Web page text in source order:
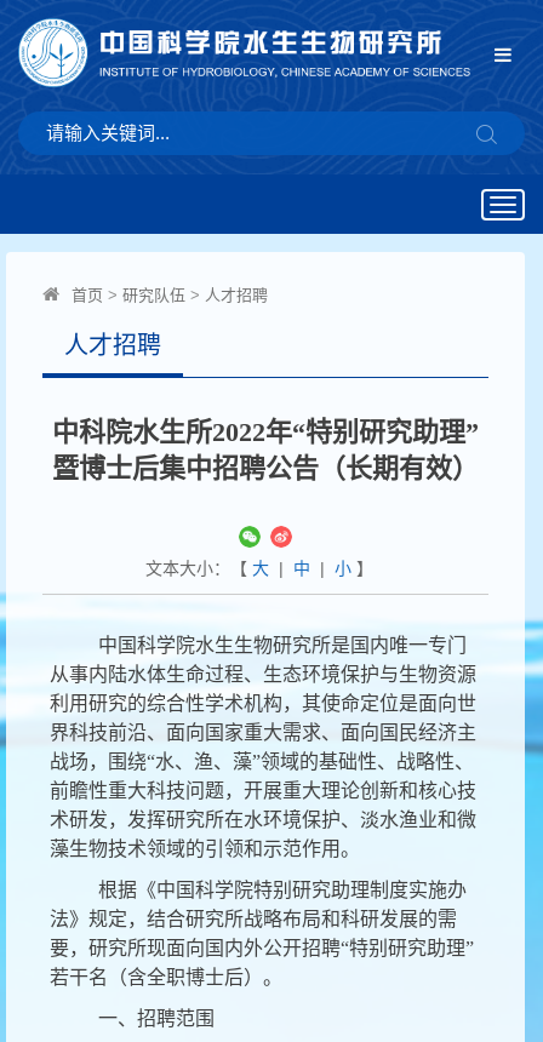
首页 > 研究队伍 > 人才招聘
人才招聘
中科院水生所2022年“特别研究助理”
暨博士后集中招聘公告（长期有效）
文本大小：【 大| 中 | 小】
中国科学院水生生物研究所是国内唯一专门
从事内陆水体生命过程、生态环境保护与生物资源
利用研究的综合性学术机构，其使命定位是面向世
界科技前沿、面向国家重大需求、面向国民经济主
战场，围绕“水、渔、藻”领域的基础性、战略性、
前瞻性重大科技问题，开展重大理论创新和核心技
术研发，发挥研究所在水环境保护、淡水渔业和微
藻生物技术领域的引领和示范作用。
根据《中国科学院特别研究助理制度实施办
法》规定，结合研究所战略布局和科研发展的需
要，研究所现面向国内外公开招聘“特别研究助理”
若干名（含全职博士后）。
一、招聘范围